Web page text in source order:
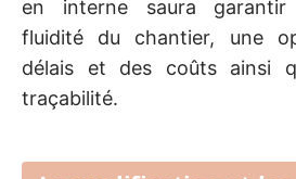
en interne saura garantir
fluidité du chantier, une
délais et des coûts ainsi
traçabilité.